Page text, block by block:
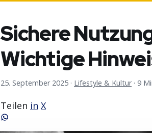
Sichere
Wichtige
25. September 2025 · Lifestyle & Kultur· 9
Teilen in X